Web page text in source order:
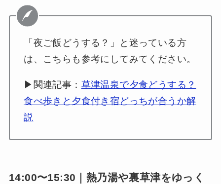
「夜ご飯どうする？」と迷っている方
は、こちらも参考にしてみてください。
▶関連記事： 草津温泉で夕食どうする？
食べ歩きと夕食付き宿どっちが合うか解
説
14:00〜15:30｜熱乃湯や裏草津をゆっく